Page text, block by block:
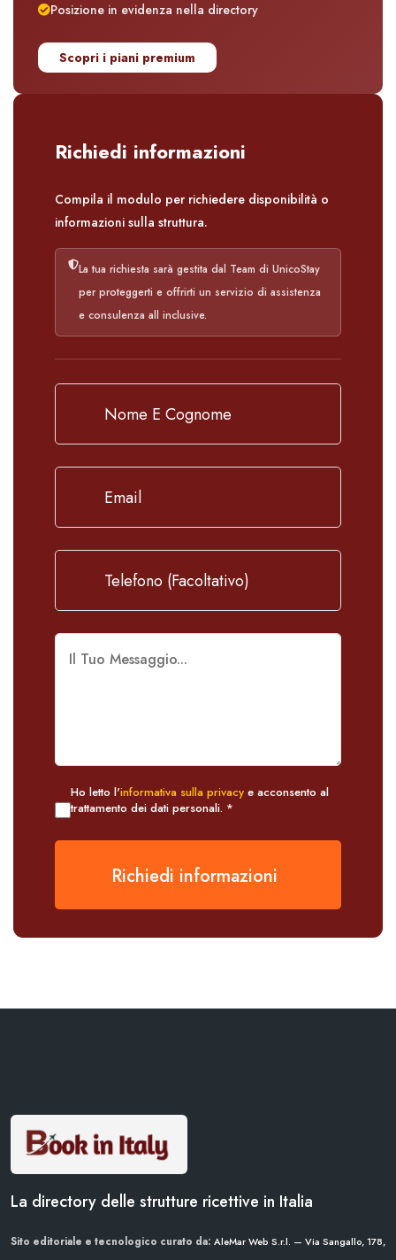
Posizione in evidenza nella directory
Scopri i piani premium
Richiedi informazioni
Compila il modulo per richiedere disponibilità o
informazioni sulla struttura.
La tua richiesta sarà gestita dal Team di UnicoStay
per proteggerti e offrirti un servizio di assistenza
e consulenza all inclusive.
Ho letto l'informativa sulla privacy e acconsento al
trattamento dei dati personali. *
Richiedi informazioni
La directory delle strutture ricettive in Italia
Sito editoriale e tecnologico curato da: AleMar Web S.r.l. — Via Sangallo, 178,